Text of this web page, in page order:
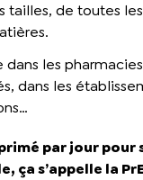
tailles, de toutes
dans les
dans les
par jour pour
ça s’appelle la